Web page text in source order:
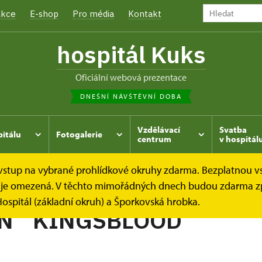
E-shop Pro média Kontakt
hospitál Kuks
oficiální webová prezentace
DNEŠNÍ NÁVŠTĚVNÍ DOBA
Fotogalerie
Vzdělávací
centrum
Svatba
v
na vybrané prohlídkové okruhy zdarma. Bezplatnou
omezená. V těchto mimořádných dnech budou zdarma
(základní okruh) a Šporkovská hrobka.
Kukský herbář - aneb co u nás roste... TULIPÁN´
´KINGSBLOOD´